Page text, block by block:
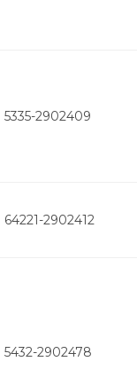
5335-2902409
64221-2902412
5432-2902478